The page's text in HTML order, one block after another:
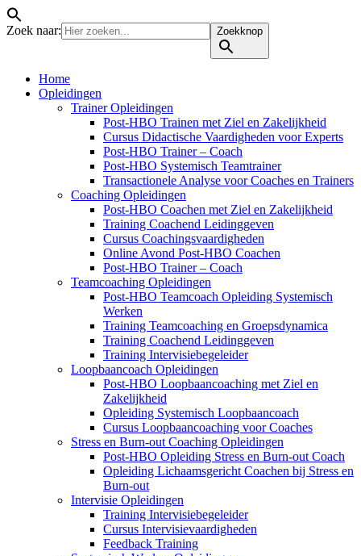
Zoek naar: Zoekknop
Home
Opleidingen
Trainer Opleidingen
Post-HBO Trainen met Ziel en Zakelijkheid
Cursus Didactische Vaardigheden voor Experts
Post-HBO Trainer – Coach
Post-HBO Systemisch Teamtrainer
Transactionele Analyse voor Coaches en Trainers
Coaching Opleidingen
Post-HBO Coachen met Ziel en Zakelijkheid
Training Coachend Leidinggeven
Cursus Coachingsvaardigheden
Online Avond Post-HBO Coachen
Post-HBO Trainer – Coach
Teamcoaching Opleidingen
Post-HBO Teamcoach Opleiding Systemisch
Werken
Training Teamcoaching en Groepsdynamica
Training Coachend Leidinggeven
Training Intervisiebegeleider
Loopbaancoach Opleidingen
Post-HBO Loopbaancoaching met Ziel en
Zakelijkheid
Opleiding Systemisch Loopbaancoach
Cursus Loopbaancoaching voor Coaches
Stress en Burn-out Coaching Opleidingen
Post-HBO Opleiding Stress en Burn-out Coach
Opleiding Lichaamsgericht Coachen bij Stress en
Burn-out
Intervisie Opleidingen
Training Intervisiebegeleider
Cursus Intervisievaardigheden
Feedback Training